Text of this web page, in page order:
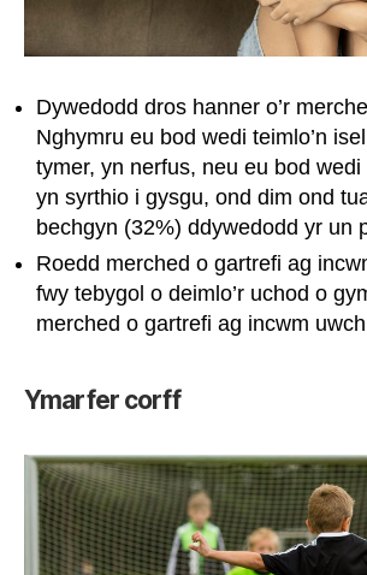
Dywedodd dros hanner o’r
Nghymru eu bod wedi teimlo’n
tymer, yn nerfus, neu eu bod
yn syrthio i gysgu, ond dim ond
bechgyn (32%) ddywedodd yr un
Roedd merched o gartrefi ag
fwy tebygol o deimlo’r uchod o
merched o gartrefi ag incwm
Ymarfer corff